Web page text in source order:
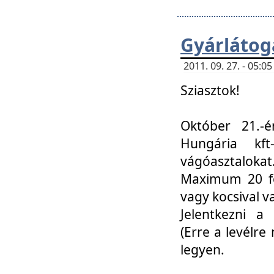
2011. 09. 27. -
Sziasztok!
Október 21.-
Hungária
Maximum 20
vagy kocsival
Jelentkezni a
(Erre a levélre
legyen.